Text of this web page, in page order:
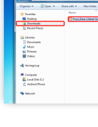
Trust.Zone-United-